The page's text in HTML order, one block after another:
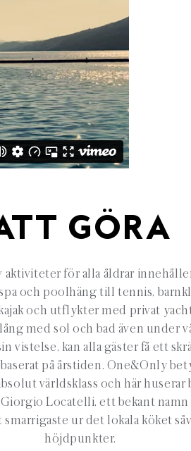
GÖRA
aktiviteter för alla åldrar
och poolhäng till tennis,
och utflykter med privat
med sol och bad även under
vistelse, kan alla gäster få ett
på årstiden. One&Only
världsklass och här huserar
Locatelli, ett bekant
ur det lokala köket
höjdpunkter.